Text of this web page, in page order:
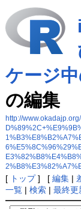
ケージ
の編集
http://
[ トップ] [ 編集|
一覧| 検索| 最終更